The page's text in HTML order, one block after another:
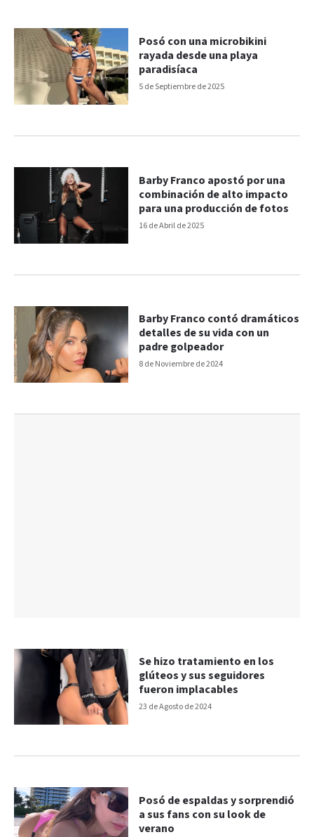
5 de Septiembre de 2025
Posó con una microbikini
rayada desde una playa
paradisíaca
16 de Abril de 2025
Barby Franco apostó por una
combinación de alto impacto
para una producción de fotos
8 de Noviembre de 2024
Barby Franco contó dramáticos
detalles de su vida con un
padre golpeador
23 de Agosto de 2024
Se hizo tratamiento en los
glúteos y sus seguidores
fueron implacables
Posó de espaldas y sorprendió
a sus fans con su look de
verano